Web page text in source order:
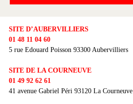
SITE D’AUBERVILLIERS
01 48 11 04 60
5 rue Edouard Poisson 93300 Aubervilliers
SITE DE LA COURNEUVE
01 49 92 62 61
41 avenue Gabriel Péri 93120 La Courneuve